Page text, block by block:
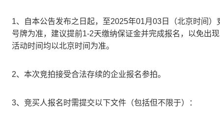
1、自本公告发布之日起，至2025年01月03日（北京时间
号牌为准，建议提前1-2天缴纳保证金并完成报名，以免出
活动时间均以北京时间为准。
2、本次竞拍接受合法存续的企业报名参拍。
3、竞买人报名时需提交以下文件（包括但不限于）：